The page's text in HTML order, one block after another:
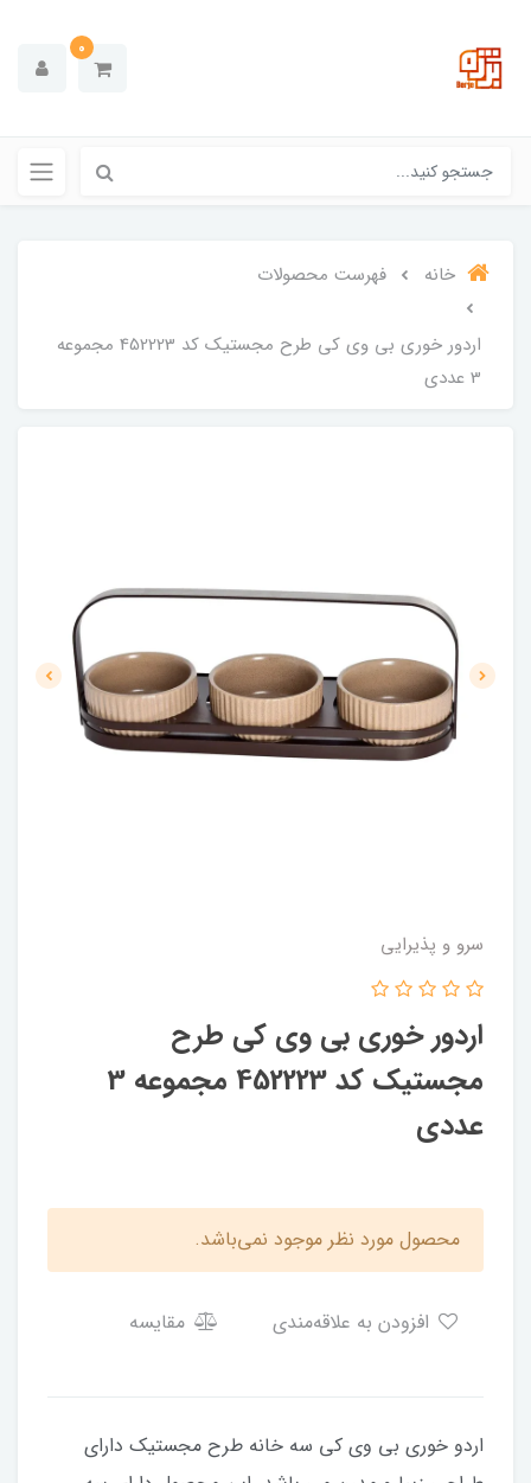
0
خانه فهرست محصولات
اردور خوری بی وی کی طرح مجستیک کد 452223 مجموعه
3 عددی
سرو و پذیرایی
اردور خوری بی وی کی طرح
مجستیک کد 452223 مجموعه 3
عددی
محصول مورد نظر موجود نمی‌باشد.
مقایسه
اردو خوری بی وی کی سه خانه طرح مجستیک دارای